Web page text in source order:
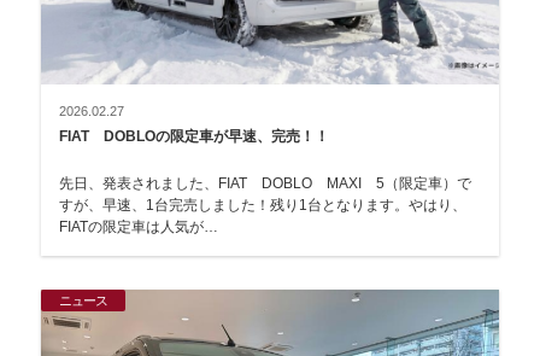
2026.02.27
FIAT DOBLOの限定車が早速、完売！！
先日、発表されました、FIAT DOBLO MAXI 5（限定車）で
すが、早速、1台完売しました！残り1台となります。やはり、
FIATの限定車は人気が…
ニュース